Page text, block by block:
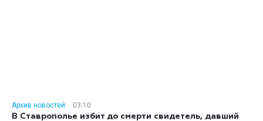
Архив новостей
03:10
В Ставрополье избит до смерти свидетель, давший